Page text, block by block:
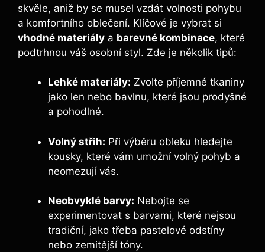
skvěle, aniž by se musel vzdát volnosti pohybu
a komfortního oblečení. Klíčové je vybrat si
vhodné materiály a barevné kombinace, které
podtrhnou váš osobní styl. Zde je několik tipů:
Lehké materiály: Zvolte příjemné tkaniny
jako len nebo bavlnu, které jsou prodyšné
a pohodlné.
Volný střih: Při výběru obleku hledejte
kousky, které vám umožní volný pohyb a
neomezují vás.
Neobvyklé barvy: Nebojte se
experimentovat s barvami, které nejsou
tradiční, jako třeba pastelové odstíny
nebo zemitější tóny.